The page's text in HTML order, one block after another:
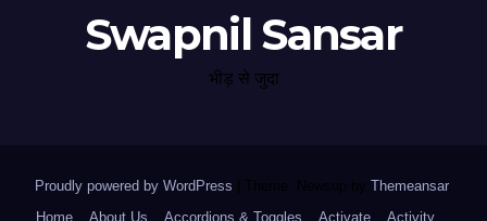
Swapnil Sansar
भीड़ से जुदा
Proudly powered by WordPress Theme: Newsup by Themeansar.
Home
About Us Accordions & Toggles Activate
Activity